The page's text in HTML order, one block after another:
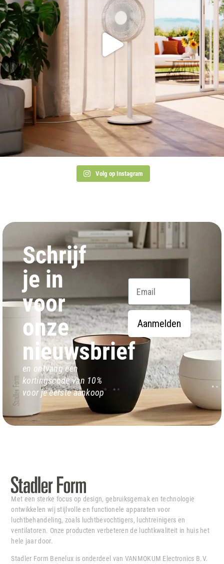
Volg op Instagram
Schrijf
je in
voor
onze
nieuwsbrief
en ontvang een
kortingscode van 10%
voor je eerste aankoop
Email
Aanmelden
Met een sterke focus op design, gebruiksgemak en technologie
ontwikkelen wij stijlvolle en functionele apparaten voor
luchtbehandeling, zoals luchtbevochtigers, luchtreinigers en
ventilatoren. Onze producten verbeteren de luchtkwaliteit in huis het
hele jaar door.
Stadler Form Benelux is onderdeel van VANMOKUM Electronics B.V.